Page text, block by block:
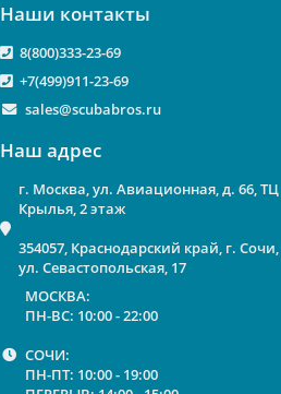
Наши контакты
8(800)333-23-69
+7(499)911-23-69
sales@scubabros.ru
Наш адрес
г. Москва, ул. Авиационная, д. 66, ТЦ
Крылья, 2 этаж
354057, Краснодарский край, г. Сочи,
ул. Севастопольская, 17
МОСКВА:
ПН-ВС: 10:00 - 22:00
СОЧИ:
ПН-ПТ: 10:00 - 19:00